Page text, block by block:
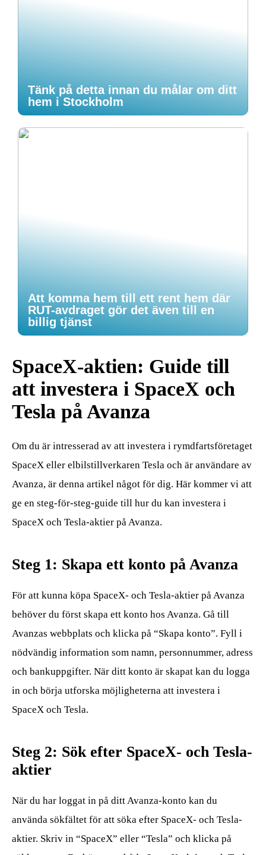
Tänk på detta innan du målar om ditt
hem i Stockholm
Att komma hem till ett rent hem där
RUT-avdraget gör det även till en
billig tjänst
SpaceX-aktien: Guide till
att investera i SpaceX och
Tesla på Avanza
Om du är intresserad av att investera i rymdfartsföretaget
SpaceX eller elbilstillverkaren Tesla och är användare av
Avanza, är denna artikel något för dig. Här kommer vi att
ge en steg-för-steg-guide till hur du kan investera i
SpaceX och Tesla-aktier på Avanza.
Steg 1: Skapa ett konto på Avanza
För att kunna köpa SpaceX- och Tesla-aktier på Avanza
behöver du först skapa ett konto hos Avanza. Gå till
Avanzas webbplats och klicka på “Skapa konto”. Fyll i
nödvändig information som namn, personnummer, adress
och bankuppgifter. När ditt konto är skapat kan du logga
in och börja utforska möjligheterna att investera i
SpaceX och Tesla.
Steg 2: Sök efter SpaceX- och Tesla-
aktier
När du har loggat in på ditt Avanza-konto kan du
använda sökfältet för att söka efter SpaceX- och Tesla-
aktier. Skriv in “SpaceX” eller “Tesla” och klicka på